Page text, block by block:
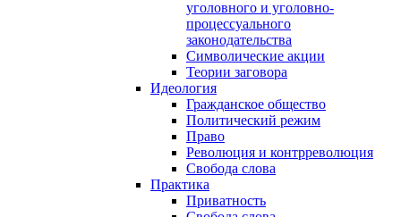
уголовного и уголовно-
процессуального
законодательства
Символические акции
Теории заговора
Идеология
Гражданское общество
Политический режим
Право
Революция и контрреволюция
Свобода слова
Практика
Приватность